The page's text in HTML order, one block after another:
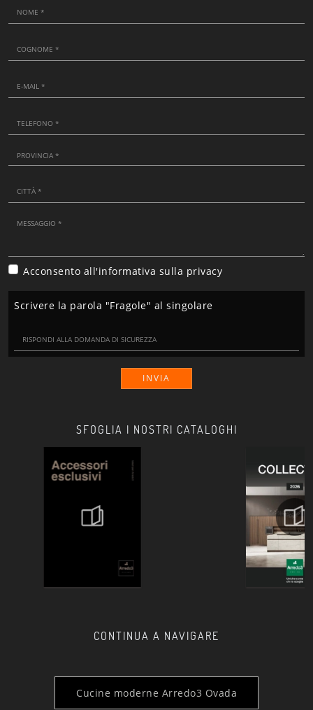
SFOGLIA I NOSTRI CATALOGHI
CONTINUA A NAVIGARE
Cucine moderne Arredo3 Ovada
Acconsento all'informativa sulla privacy
Scrivere la parola "Fragole" al singolare
INVIA